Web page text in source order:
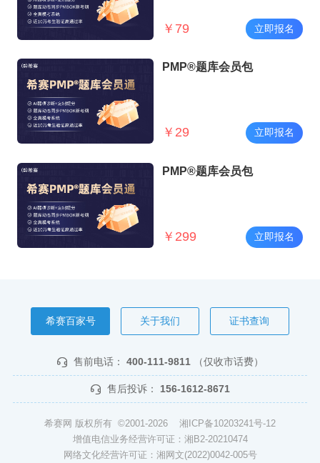
￥ 79 立即报名
PMP®题库会员包
￥ 29 立即报名
PMP®题库会员包
￥ 299 立即报名
希赛百家号 关于我们 证书查询
售前电话： 400-111-9811 （仅收市话费）
售后投诉： 156-1612-8671
希赛网 版权所有 ©2001-2026 湘ICP备10203241号-12
增值电信业务经营许可证：湘B2-20210474
网络文化经营许可证：湘网文(2022)0042-005号